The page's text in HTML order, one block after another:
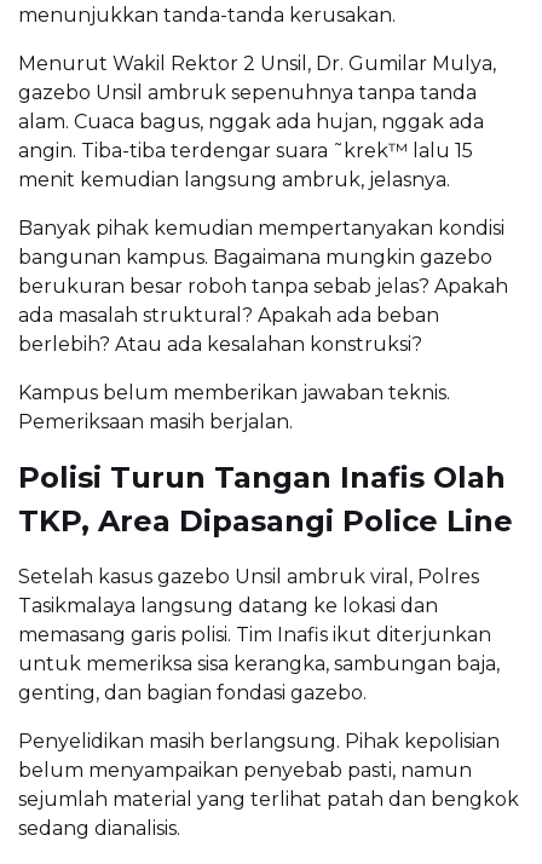
menunjukkan tanda-tanda kerusakan.
Menurut Wakil Rektor 2 Unsil, Dr. Gumilar Mulya,
gazebo Unsil ambruk sepenuhnya tanpa tanda
alam. Cuaca bagus, nggak ada hujan, nggak ada
angin. Tiba-tiba terdengar suara ˜krek™ lalu 15
menit kemudian langsung ambruk, jelasnya.
Banyak pihak kemudian mempertanyakan kondisi
bangunan kampus. Bagaimana mungkin gazebo
berukuran besar roboh tanpa sebab jelas? Apakah
ada masalah struktural? Apakah ada beban
berlebih? Atau ada kesalahan konstruksi?
Kampus belum memberikan jawaban teknis.
Pemeriksaan masih berjalan.
Polisi Turun Tangan Inafis Olah
TKP, Area Dipasangi Police Line
Setelah kasus gazebo Unsil ambruk viral, Polres
Tasikmalaya langsung datang ke lokasi dan
memasang garis polisi. Tim Inafis ikut diterjunkan
untuk memeriksa sisa kerangka, sambungan baja,
genting, dan bagian fondasi gazebo.
Penyelidikan masih berlangsung. Pihak kepolisian
belum menyampaikan penyebab pasti, namun
sejumlah material yang terlihat patah dan bengkok
sedang dianalisis.